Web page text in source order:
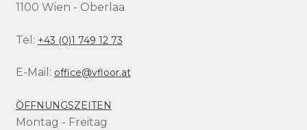
1100 Wien - Oberlaa
Tel: +43 (0)1 749 12 73
E-Mail: office@vfloor.at
ÖFFNUNGSZEITEN
Montag - Freitag